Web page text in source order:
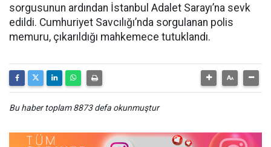
sorgusunun ardından İstanbul Adalet Sarayı’na sevk
edildi. Cumhuriyet Savcılığı’nda sorgulanan polis
memuru, çıkarıldığı mahkemece tutuklandı.
Bu haber toplam 8873 defa okunmuştur